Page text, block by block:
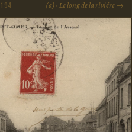
(a)- Le long de la riviére →